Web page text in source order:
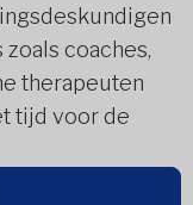
coaches,
therapeuten
tijd voor de